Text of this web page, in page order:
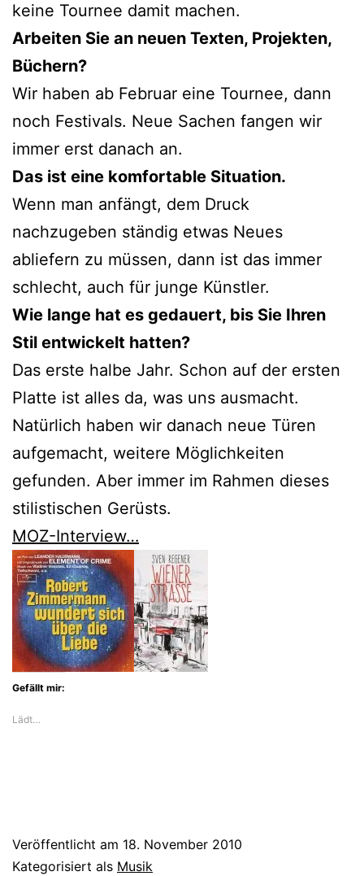
keine Tournee damit machen.
Arbeiten Sie an neuen Texten, Projekten,
Büchern?
Wir haben ab Februar eine Tournee, dann
noch Festivals. Neue Sachen fangen wir
immer erst danach an.
Das ist eine komfortable Situation.
Wenn man anfängt, dem Druck
nachzugeben ständig etwas Neues
abliefern zu müssen, dann ist das immer
schlecht, auch für junge Künstler.
Wie lange hat es gedauert, bis Sie Ihren
Stil entwickelt hatten?
Das erste halbe Jahr. Schon auf der ersten
Platte ist alles da, was uns ausmacht.
Natürlich haben wir danach neue Türen
aufgemacht, weitere Möglichkeiten
gefunden. Aber immer im Rahmen dieses
stilistischen Gerüsts.
MOZ-Interview…
Gefällt mir:
Lädt…
Veröffentlicht am 18. November 2010
Kategorisiert als Musik